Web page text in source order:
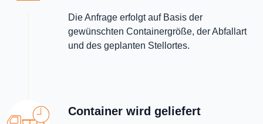
Die Anfrage erfolgt auf Basis der
gewünschten Containergröße, der Abfallart
und des geplanten Stellortes.
Container wird geliefert